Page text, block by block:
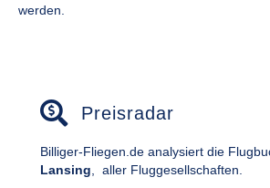
werden.
Preisradar
Billiger-Fliegen.de analysiert die
Lansing
aller Fluggesellschaften.